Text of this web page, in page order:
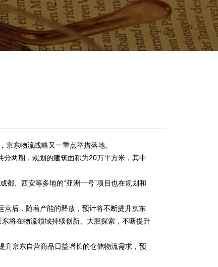
东物流战略又一重点举措落地。
两期，规划的建筑面积为20万平方米，其中
都、西安等多地的“亚洲一号”项目也在规划和
营后，随着产能的释放，预计将不断提升京东
将在物流领域持续创新、大胆探索，不断提升
升京东自营商品日益增长的仓储物流需求，预